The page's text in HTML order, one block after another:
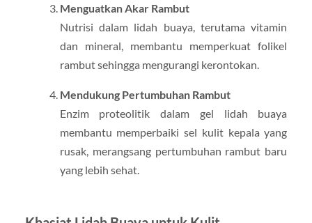
Menguatkan Akar Rambut
Nutrisi dalam lidah buaya, terutama vitamin
dan mineral, membantu memperkuat folikel
rambut sehingga mengurangi kerontokan.
Mendukung Pertumbuhan Rambut
Enzim proteolitik dalam gel lidah buaya
membantu memperbaiki sel kulit kepala yang
rusak, merangsang pertumbuhan rambut baru
yang lebih sehat.